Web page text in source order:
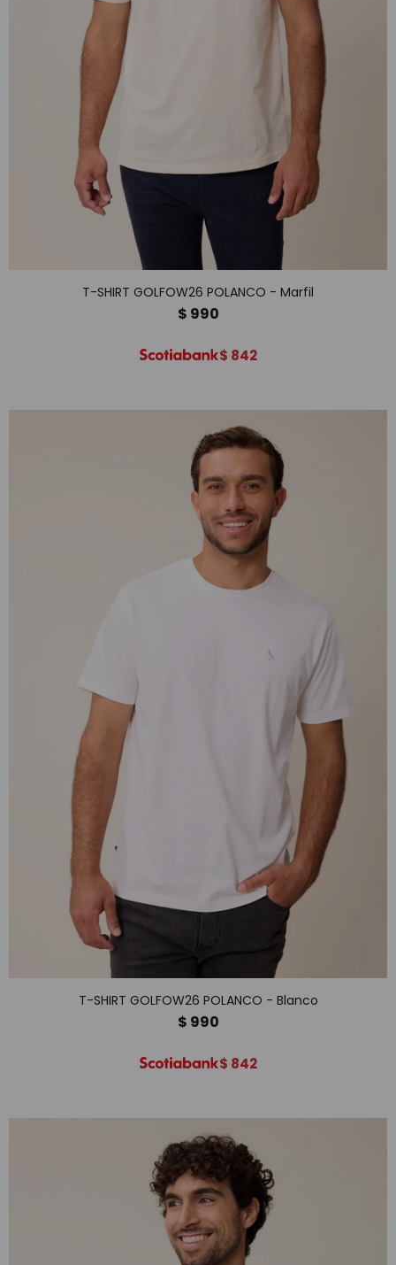
T-SHIRT GOLFOW26 POLANCO - Marfil
$ 990
$ 842
T-SHIRT GOLFOW26 POLANCO - Blanco
$ 990
$ 842